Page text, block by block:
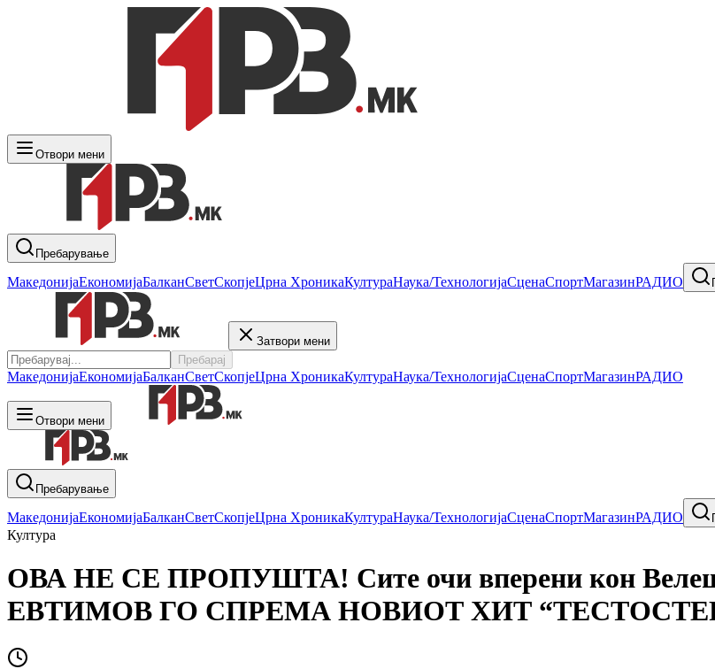
Отвори мени
Пребарување
МакедонијаЕкономијаБалканСветСкопјеЦрна ХроникаКултураНаука/ТехнологијаСценаСпортМагазинРАДИО
Затвори мени
Пребарај
МакедонијаЕкономијаБалканСветСкопјеЦрна ХроникаКултураНаука/ТехнологијаСценаСпортМагазинРАДИО
Отвори мени
Пребарување
МакедонијаЕкономијаБалканСветСкопјеЦрна ХроникаКултураНаука/ТехнологијаСценаСпортМагазинРАДИО
Култура
ОВА НЕ СЕ ПРОПУШТА! Сите очи вперени кон
ЕВТИМОВ ГО СПРЕМА НОВИОТ ХИТ